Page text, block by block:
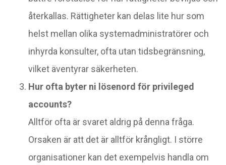
återkallas. Rättigheter kan delas lite hur som
helst mellan olika systemadministratörer och
inhyrda konsulter, ofta utan tidsbegränsning,
vilket äventyrar säkerheten.
Hur ofta byter ni lösenord för privileged
accounts?
Alltför ofta är svaret aldrig på denna fråga.
Orsaken är att det är alltför krångligt. I större
organisationer kan det exempelvis handla om